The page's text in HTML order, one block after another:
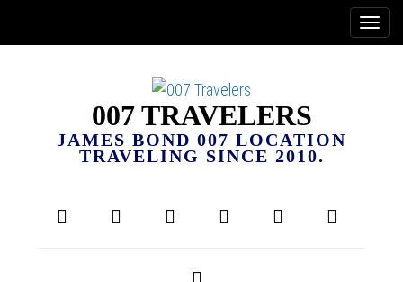
007 TRAVELERS
JAMES BOND 007 LOCATION
TRAVELING SINCE 2010.